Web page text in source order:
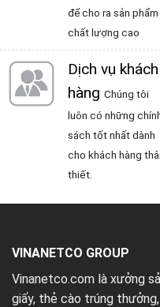
để cho ra sản phẩm
chất lượng cao
Dịch vụ khách
hàng Chúng tôi
luôn có những
sách tốt nhất dành
cho khách hàng
thiết.
VINANETCO GROUP
Vinanetco.com là xưởng
giấy, thẻ cào trúng thưởng,